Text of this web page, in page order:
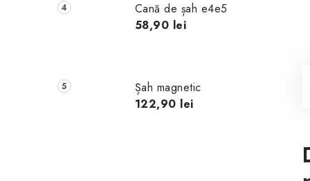
Cană de șah e4e5
58,90 lei
Șah magnetic
122,90 lei